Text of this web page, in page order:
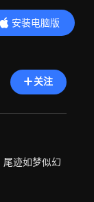
安装电脑版
内容更精彩
关注
尾迹如梦似幻